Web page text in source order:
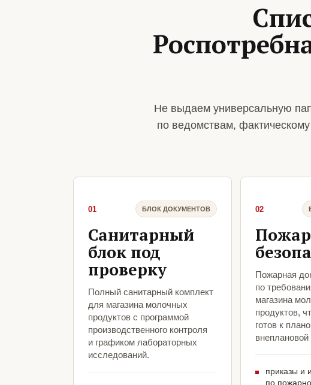
Не выдаем универсальную
по ведомствам,
01 БЛОК ДОКУМЕНТОВ
Санитарный
блок под
проверку
Полный санитарный комплект
для магазина молочных
продуктов с программой
производственного контроля
и графиком лабораторных
исследований.
02
Пожарная
по
магазина
продуктов,
готов к
внеплановой
приказы и
по